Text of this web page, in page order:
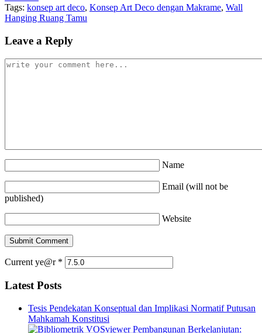
Tags: konsep art deco, Konsep Art Deco dengan Makrame, Wall
Hanging Ruang Tamu
Leave a Reply
Name
Email (will not be
published)
Website
Current ye@r *
Latest Posts
Tesis Pendekatan Konseptual dan Implikasi Normatif Putusan
Mahkamah Konstitusi